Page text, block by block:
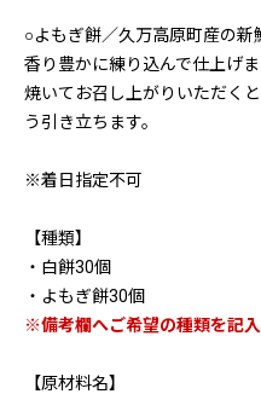
○よもぎ餅／久万高原町産の新
香り豊かに練り込んで仕上げま
焼いてお召し上がりいただく
う引き立ちます。
※着日指定不可
【種類】
・白餅30個
・よもぎ餅30個
※備考欄へご希望の種類を記
【原材料名】